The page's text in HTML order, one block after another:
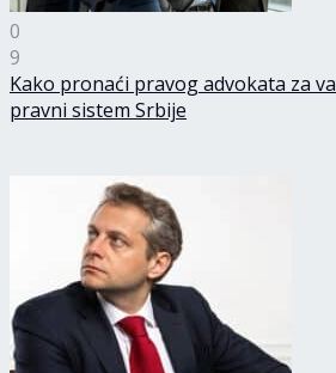
0
9
Kako pronaći pravog advokata za
pravni sistem Srbije